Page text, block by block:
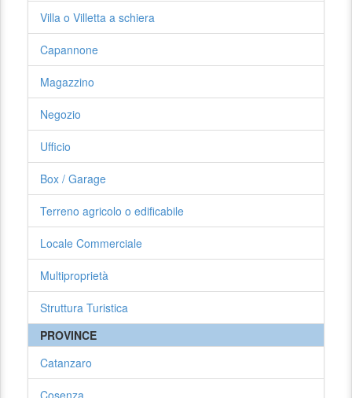
Villa o Villetta a schiera
Capannone
Magazzino
Negozio
Ufficio
Box / Garage
Terreno agricolo o edificabile
Locale Commerciale
Multiproprietà
Struttura Turistica
PROVINCE
Catanzaro
Cosenza